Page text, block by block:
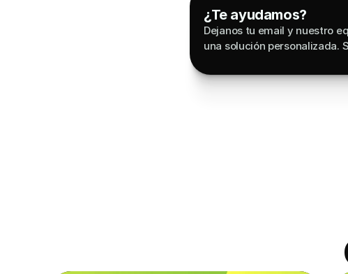
¿Te ayudamos?
Dejanos tu email y nuestro
una solución personalizada.